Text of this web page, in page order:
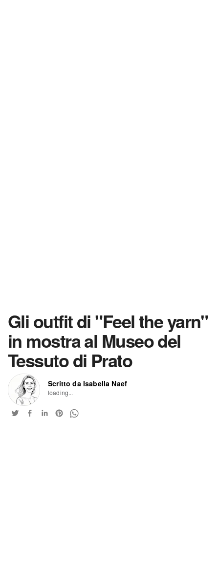
Gli outfit di "Feel the yarn"
in mostra al Museo del
Tessuto di Prato
Scritto da Isabella Naef
loading...